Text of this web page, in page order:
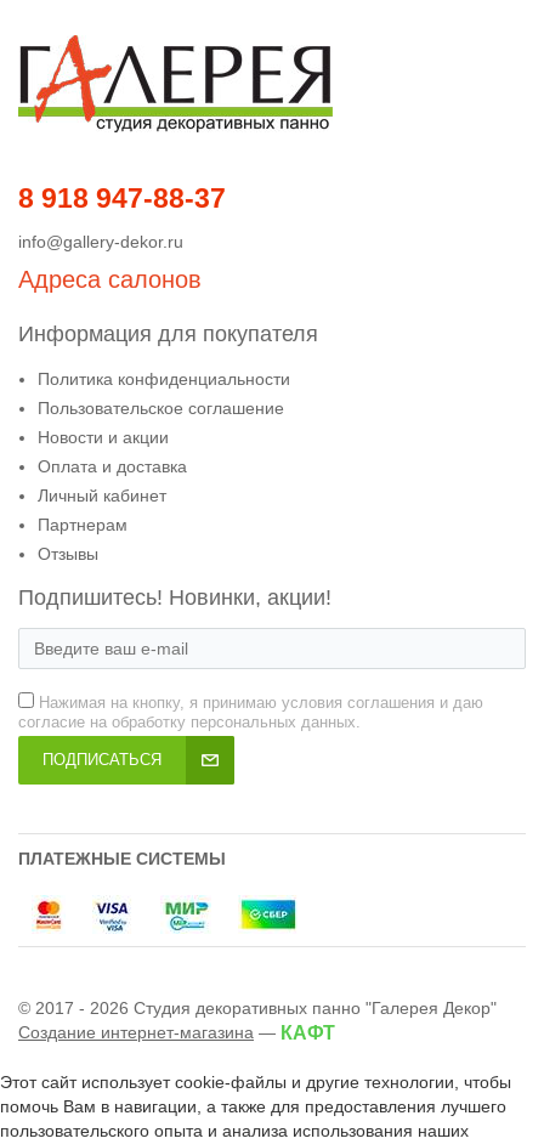
8 918 947-88-37
info@gallery-dekor.ru
Адреса салонов
Информация для покупателя
Политика конфиденциальности
Пользовательское соглашение
Новости и акции
Оплата и доставка
Личный кабинет
Партнерам
Отзывы
Подпишитесь! Новинки, акции!
Нажимая на кнопку, я принимаю условия соглашения и даю
согласие на обработку персональных данных.
ПОДПИСАТЬСЯ
ПЛАТЕЖНЫЕ СИСТЕМЫ
© 2017 - 2026 Студия декоративных панно "Галерея Декор"
Создание интернет-магазина — КАФТ
Этот сайт использует cookie-файлы и другие технологии, чтобы
помочь Вам в навигации, а также для предоставления лучшего
пользовательского опыта и анализа использования наших